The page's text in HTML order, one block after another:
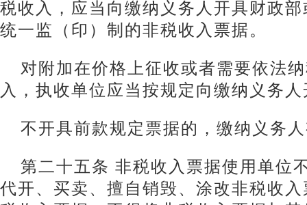
税收入，应当向缴纳义务人开具财政
统一监（印）制的非税收入票据。
对附加在价格上征收或者需要依法
入，执收单位应当按规定向缴纳义务
不开具前款规定票据的，缴纳义务
第二十五条 非税收入票据使用单位
代开、买卖、擅自销毁、涂改非税收